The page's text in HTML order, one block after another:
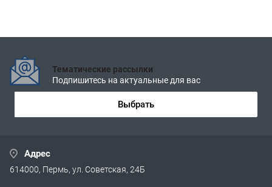
Тематические рассылки
Подпишитесь на актуальные для вас
Выбрать
Адрес
614000, Пермь, ул. Советская, 24Б